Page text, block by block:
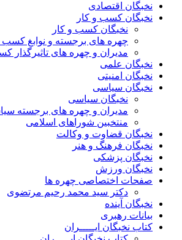
نخبگان اقتصادی
نخبگان کسب و کار
نخبگان کسب و کار
چهره های برجسته و نوابغ
مدیران و چهره های تاثیرگذار
نخبگان علمی
نخبگان امنیتی
نخبگان سیاسی
نخبگان سیاسی
مدیران و چهره های برجسته
منتخبین شوراهای اسلامی
نخبگان قضاوت و وکالت
نخبگان فرهنگ و هنر
نخبگان پزشکی
نخبگان ورزش
صفحات اختصاصی چهره ها
دکتر سید محمد رحیم مرتضوی
نخبگان آینده
بیانات رهبری
کتاب نخبگان ایـــــران